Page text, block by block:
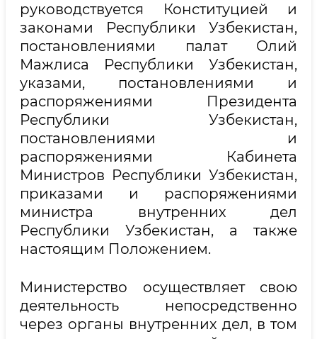
руководствуется Конституцией и
законами Республики Узбекистан,
постановлениями палат Олий
Мажлиса Республики Узбекистан,
указами, постановлениями и
распоряжениями Президента
Республики Узбекистан,
постановлениями и
распоряжениями Кабинета
Министров Республики Узбекистан,
приказами и распоряжениями
министра внутренних дел
Республики Узбекистан, а также
настоящим Положением.
Министерство осуществляет свою
деятельность непосредственно
через органы внутренних дел, в том